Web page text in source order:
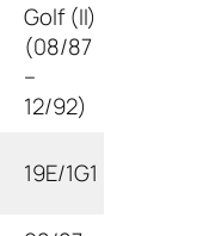
Golf (II)
(08/87
–
12/92)
19E/1G1